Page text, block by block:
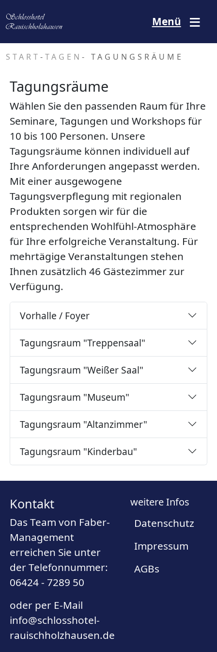
Menü
START - TAGEN - TAGUNGSRÄUME
Tagungsräume
Wählen Sie den passenden Raum für Ihre
Seminare, Tagungen und Workshops für
10 bis 100 Personen. Unsere
Tagungsräume können individuell auf
Ihre Anforderungen angepasst werden.
Mit einer ausgewogene
Tagungsverpflegung mit regionalen
Produkten sorgen wir für die
entsprechenden Wohlfühl-Atmosphäre
für Ihre erfolgreiche Veranstaltung. Für
mehrtägige Veranstaltungen stehen
Ihnen zusätzlich 46 Gästezimmer zur
Verfügung.
Vorhalle / Foyer
Tagungsraum "Treppensaal"
Tagungsraum "Weißer Saal"
Tagungsraum "Museum"
Tagungsraum "Altanzimmer"
Tagungsraum "Kinderbau"
Kontakt
Das Team von Faber-
Management
erreichen Sie unter
der Telefonnummer:
06424 - 7289 50
oder per E-Mail
info@schlosshotel-
rauischholzhausen.de
weitere Infos
Datenschutz
Impressum
AGBs